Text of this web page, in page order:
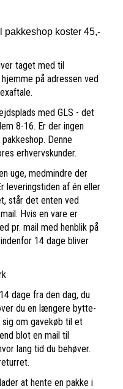
pakkeshop koster 45,-
taget med til
på adressen ved
med GLS - det
8-16. Er der ingen
Denne
erhvervskunder.
uge, medmindre der
leveringstiden af én eller
står det enten ved
Hvis en vare er
pr. mail med henblik på
14 dage bliver
dage fra den dag, du
du en længere bytte-
om gavekøb til et
blot en mail til
lang tid du behøver.
at hente en pakke i